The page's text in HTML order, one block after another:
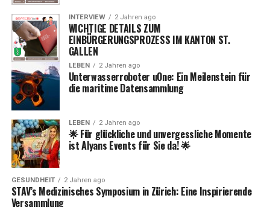
INTERVIEW 2 Jahren ago
WICHTIGE DETAILS ZUM
EINBÜRGERUNGSPROZESS IM KANTON ST.
GALLEN
LEBEN 2 Jahren ago
Unterwasserroboter uOne: Ein Meilenstein für
die maritime Datensammlung
LEBEN 2 Jahren ago
🌟 Für glückliche und unvergessliche Momente
ist Alyans Events für Sie da! 🌟
GESUNDHEIT 2 Jahren ago
STAV’s Medizinisches Symposium in Zürich: Eine Inspirierende
Versammlung